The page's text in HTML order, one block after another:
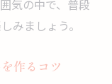
を成功させる
気の中で、普段
みましょう。
作るコツ